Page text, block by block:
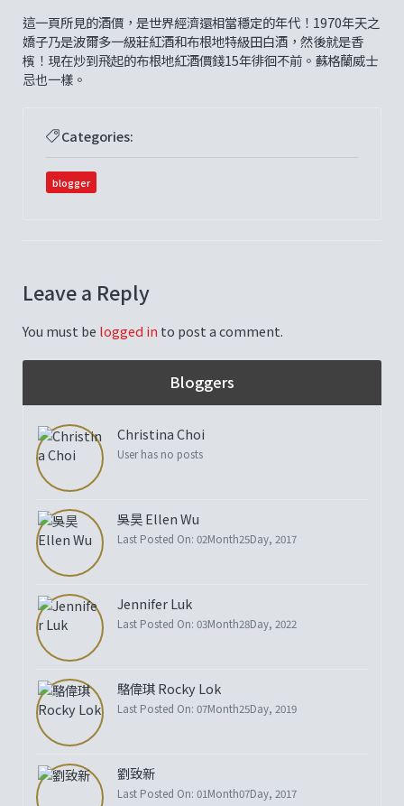
這一頁所見的酒價，是世界經濟還相當穩定的年代！1970年天之
嬌子乃是波爾多一級莊紅酒和布根地特級田白酒，然後就是香
檳！現在炒到飛起的布根地紅酒價錢15年徘徊不前。蘇格蘭威士
忌也一樣。
Categories:
blogger
Leave a Reply
You must be logged in to post a comment.
Bloggers
Christina Choi
User has no posts
吳昊 Ellen Wu
Last Posted On: 02Month25Day, 2017
Jennifer Luk
Last Posted On: 03Month28Day, 2022
駱偉琪 Rocky Lok
Last Posted On: 07Month25Day, 2019
劉致新
Last Posted On: 01Month07Day, 2017